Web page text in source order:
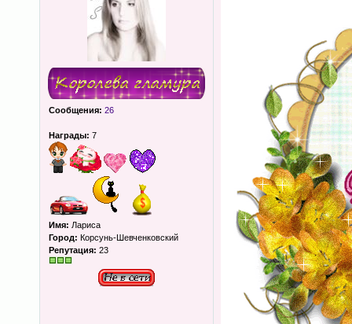
Сообщения: 26
Награды: 7
Имя: Лариса
Город: Корсунь-Шевченковский
Репутация: 23